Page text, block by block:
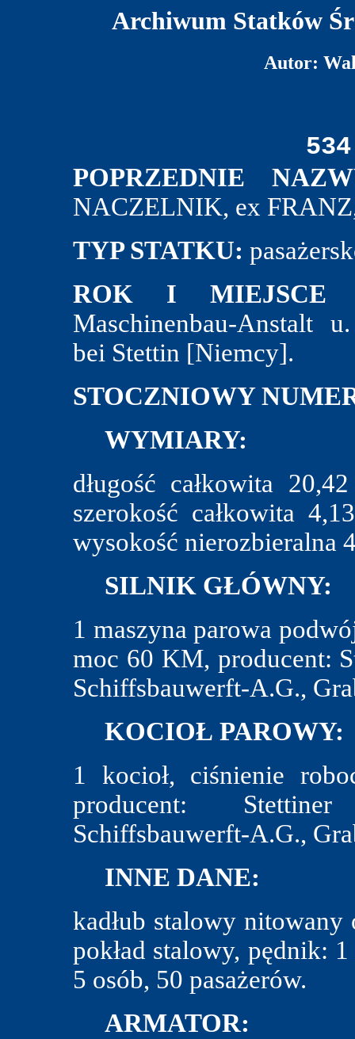
Archiwum Statków
Autor:
POPRZEDNIE
NACZELNIK, ex
TYP STATKU:
ROK I MIEJSCE
Maschinenbau-Anstalt
bei Stettin [Niemcy].
STOCZNIOWY
WYMIARY:
długość całkowita
szerokość całkowita
wysokość nierozbieralna
SILNIK GŁÓWNY:
1 maszyna parowa
moc 60 KM, producent:
Schiffsbauwerft-A.G.,
KOCIOŁ PAROWY:
1 kocioł, ciśnienie
producent:
Schiffsbauwerft-A.G.,
INNE DANE:
kadłub stalowy nitowany
pokład stalowy, pędnik:
5 osób, 50 pasażerów.
ARMATOR: